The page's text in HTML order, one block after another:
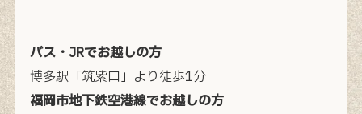
バス・JRでお越しの方
博多駅「筑紫口」より徒歩1分
福岡市地下鉄空港線でお越しの方